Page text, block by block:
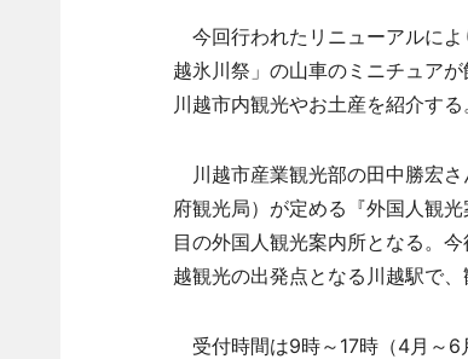
今回行われたリニューアルによ
越氷川祭」の山車のミニチュア
川越市内観光やお土産を紹介する
川越市産業観光部の田中勝宏
府観光局）が定める『外国人観
目の外国人観光案内所となる。
越観光の出発点となる川越駅で
受付時間は9時～17時（4月～6